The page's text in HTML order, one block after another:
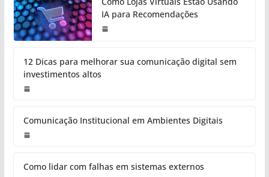
IA para Recomendações
12 Dicas para melhorar sua comunicação digital sem
investimentos altos
Comunicação Institucional em Ambientes Digitais
Como lidar com falhas em sistemas externos